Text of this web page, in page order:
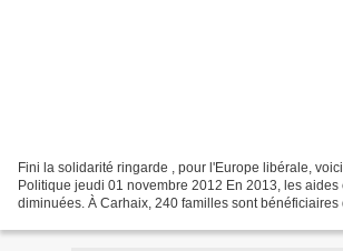
Fini la solidarité ringarde , pour l'Europe libérale,
Politique jeudi 01 novembre 2012 En 2013, les aides
diminuées. À Carhaix, 240 familles sont bénéficiaires